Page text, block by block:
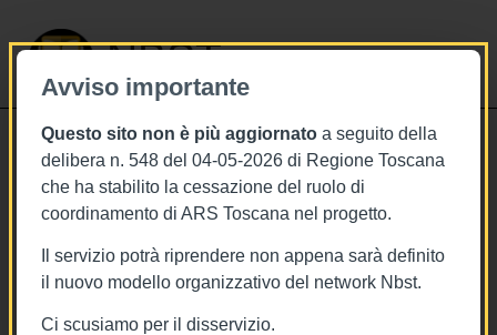
Avviso importante
Questo sito non è più aggiornato a seguito della
delibera n. 548 del 04-05-2026 di Regione Toscana
che ha stabilito la cessazione del ruolo di
coordinamento di ARS Toscana nel progetto.
Il servizio potrà riprendere non appena sarà definito
il nuovo modello organizzativo del network Nbst.
Ci scusiamo per il disservizio.
NBST
31/1/2023
Rivalutare e ottimizzare la terapia
farmacologica per migliorare gli esiti
sanitari